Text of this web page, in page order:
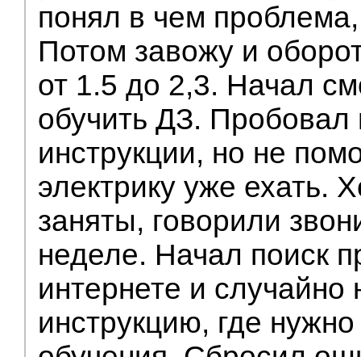
понял в чем
Потом завожу и
от 1.5 до 2,3. Начал
обучить ДЗ. Пробовал
инструкции, но не
электрику уже ехать.
заняты, говорили
неделе. Начал поиск
интернете и случайно
инструкцию, где